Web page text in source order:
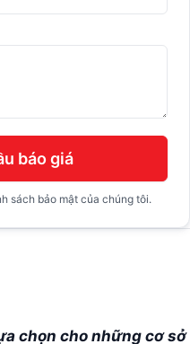
báo giá
sách bảo mật của chúng tôi.
chọn cho những cơ sở